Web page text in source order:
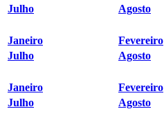
Julho
Agosto
Janeiro Fevereiro
Julho
Agosto
Janeiro Fevereiro
Julho
Agosto